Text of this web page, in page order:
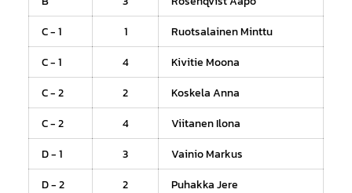
C - 1
1
Ruotsalainen Minttu
C - 1
4
Kivitie Moona
C - 2
2
Koskela Anna
C - 2
4
Viitanen Ilona
D - 1
3
Vainio Markus
D - 2
2
Puhakka Jere